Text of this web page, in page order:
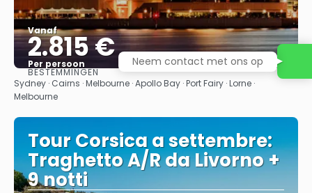
Vanaf
2.815 €
Per persoon
Bekijk
BESTEMMINGEN
Sydney · Cairns · Melbourne · Apollo Bay · Port Fairy · Lorne ·
Melbourne
Tour Corsica a settembre:
Traghetto A/R da Livorno +
9 notti
Neem contact met ons op